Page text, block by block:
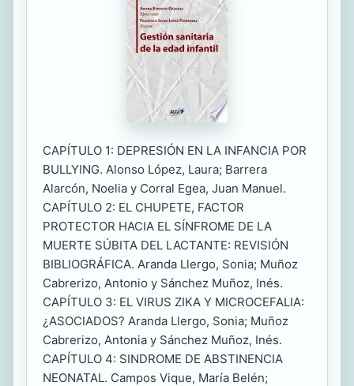
CAPÍTULO 1: DEPRESIÓN EN LA INFANCIA POR
BULLYING. Alonso López, Laura; Barrera
Alarcón, Noelia y Corral Egea, Juan Manuel.
CAPÍTULO 2: EL CHUPETE, FACTOR
PROTECTOR HACIA EL SÍNFROME DE LA
MUERTE SÚBITA DEL LACTANTE: REVISIÓN
BIBLIOGRÁFICA. Aranda Llergo, Sonia; Muñoz
Cabrerizo, Antonio y Sánchez Muñoz, Inés.
CAPÍTULO 3: EL VIRUS ZIKA Y MICROCEFALIA:
¿ASOCIADOS? Aranda Llergo, Sonia; Muñoz
Cabrerizo, Antonia y Sánchez Muñoz, Inés.
CAPÍTULO 4: SINDROME DE ABSTINENCIA
NEONATAL. Campos Vique, María Belén;